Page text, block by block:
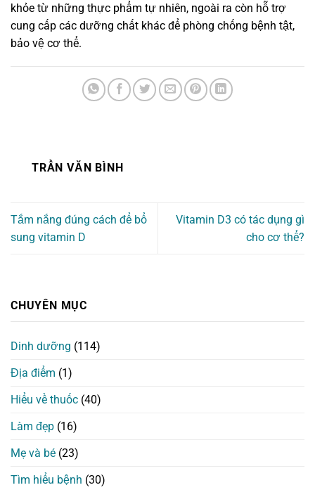
khỏe từ những thực phẩm tự nhiên, ngoài ra còn hỗ trợ
cung cấp các dưỡng chất khác để phòng chống bệnh tật,
bảo vệ cơ thể.
TRẦN VĂN BÌNH
Tắm nắng đúng cách để bổ
sung vitamin D
Vitamin D3 có tác dụng gì
cho cơ thể?
CHUYÊN MỤC
Dinh dưỡng (114)
Địa điểm (1)
Hiểu về thuốc (40)
Làm đẹp (16)
Mẹ và bé (23)
Tìm hiểu bệnh (30)